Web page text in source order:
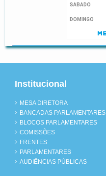
Institucional
MESA DIRETORA
BANCADAS PARLAMENTARES
BLOCOS PARLAMENTARES
COMISSÕES
FRENTES
PARLAMENTARES
AUDIÊNCIAS PÚBLICAS